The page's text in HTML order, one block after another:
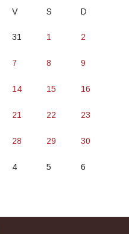
V S D
31 1 2
7 8 9
14 15 16
21 22 23
28 29 30
4 5 6